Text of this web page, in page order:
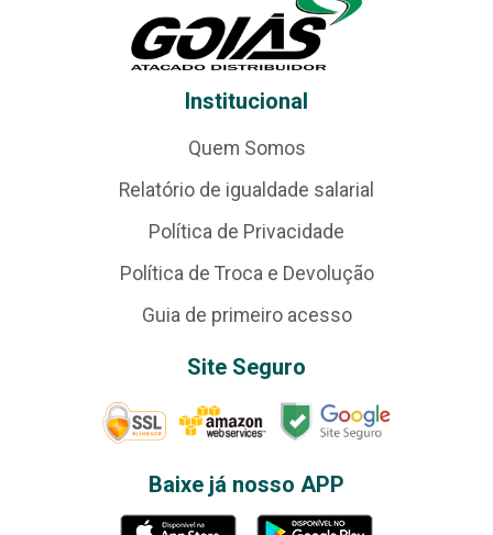
Institucional
Quem Somos
Relatório de igualdade salarial
Política de Privacidade
Política de Troca e Devolução
Guia de primeiro acesso
Site Seguro
Baixe já nosso APP